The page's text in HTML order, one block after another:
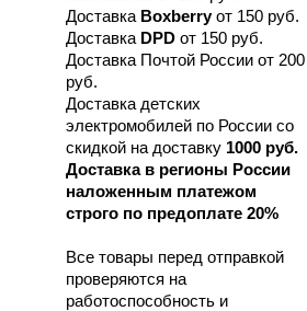
Доставка Boxberry от 150 руб.
Доставка DPD от 150 руб.
Доставка Почтой России от 200
руб.
Доставка детских
электромобилей по России со
скидкой на доставку 1000 руб.
Доставка в регионы России
наложенным платежом
строго по предоплате 20%
Все товары перед отправкой
проверяются на
работоспособность и